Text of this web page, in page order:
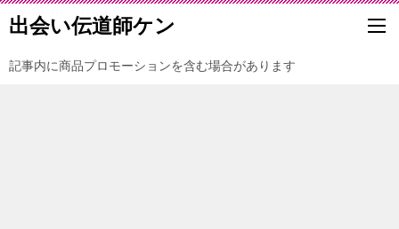
出会い伝道師ケン
記事内に商品プロモーションを含む場合があります